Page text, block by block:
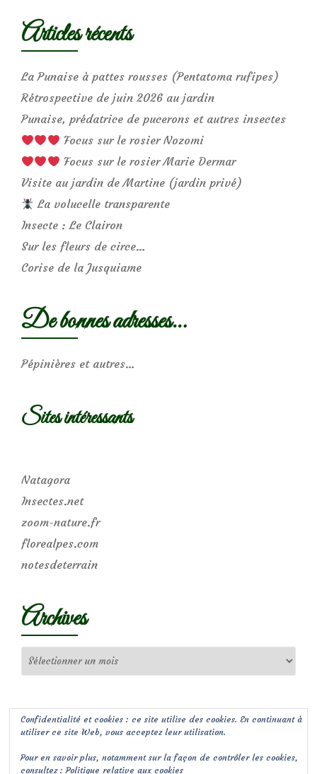
Articles récents
La Punaise à pattes rousses (Pentatoma rufipes)
Rétrospective de juin 2026 au jardin
Punaise, prédatrice de pucerons et autres insectes
Focus sur le rosier Nozomi
Focus sur le rosier Marie Dermar
Visite au jardin de Martine (jardin privé)
La volucelle transparente
Insecte : Le Clairon
Sur les fleurs de circe…
Corise de la Jusquiame
De bonnes adresses…
Pépinières et autres…
Sites intéressants
Natagora
Insectes.net
zoom-nature.fr
florealpes.com
notesdeterrain
Archives
Confidentialité et cookies : ce site utilise des cookies. En continuant à
utiliser ce site Web, vous acceptez leur utilisation.
Pour en savoir plus, notamment sur la façon de contrôler les cookies,
consultez :Politique relative aux cookies